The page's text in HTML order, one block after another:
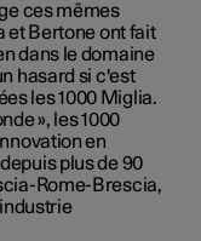
ces mêmes
et Bertone ont fait
dans le domaine
hasard si c'est
les 1000 Miglia.
», les 1000
en
plus de 90
Rome-Brescia,